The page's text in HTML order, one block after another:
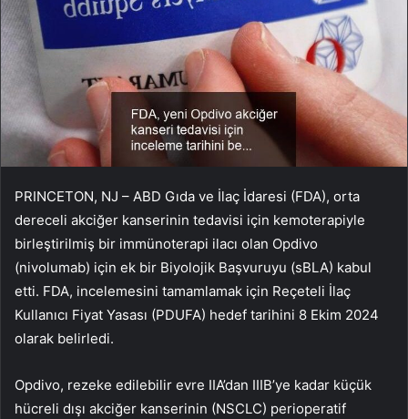
PRINCETON, NJ – ABD Gıda ve İlaç İdaresi (FDA), orta
dereceli akciğer kanserinin tedavisi için kemoterapiyle
birleştirilmiş bir immünoterapi ilacı olan Opdivo
(nivolumab) için ek bir Biyolojik Başvuruyu (sBLA) kabul
etti. FDA, incelemesini tamamlamak için Reçeteli İlaç
Kullanıcı Fiyat Yasası (PDUFA) hedef tarihini 8 Ekim 2024
olarak belirledi.
Opdivo, rezeke edilebilir evre IIA’dan IIIB’ye kadar küçük
hücreli dışı akciğer kanserinin (NSCLC) perioperatif